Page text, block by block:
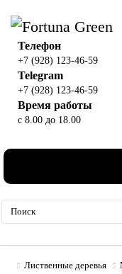
Телефон
+7 (928) 123-46-59
Telegram
+7 (928) 123-46-59
Время работы
с 8.00 до 18.00
Лиственные деревья